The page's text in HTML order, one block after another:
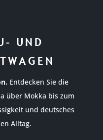
UND
Entdecken Sie die
über Mokka bis zum
und deutsches
Alltag.